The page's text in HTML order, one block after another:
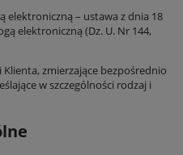
elektroniczną – ustawa z dnia 18
elektroniczną (Dz. U. Nr 144,
zmierzające bezpośrednio
w szczególności rodzaj i